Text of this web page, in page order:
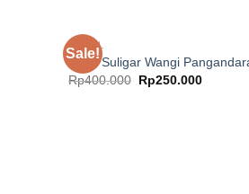
Sale!
HOTEL
Hotel Suligar Wangi
Rp400.000 Original
price
Rp250.000Current